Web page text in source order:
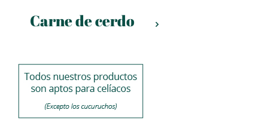
Carne de cerdo